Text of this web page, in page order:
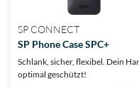
SP CONNECT
SP Phone Case SPC+
Schlank, sicher, flexibel. Dein
optimal geschützt!